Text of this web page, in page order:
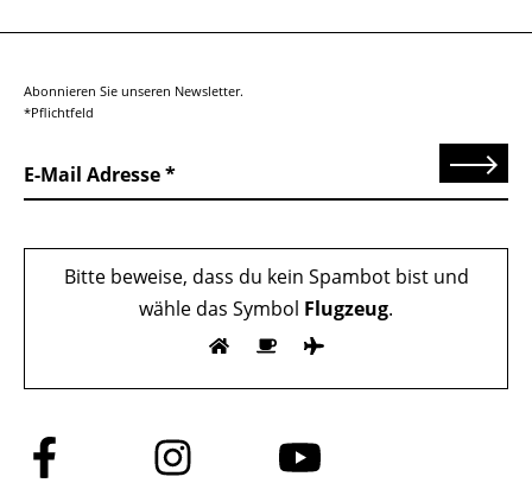
Abonnieren Sie unseren Newsletter.
*Pflichtfeld
E-Mail Adresse Senden
Bitte beweise, dass du kein Spambot bist und
wähle das Symbol Flugzeug.
Folge
uns
Folge
uns
Folge